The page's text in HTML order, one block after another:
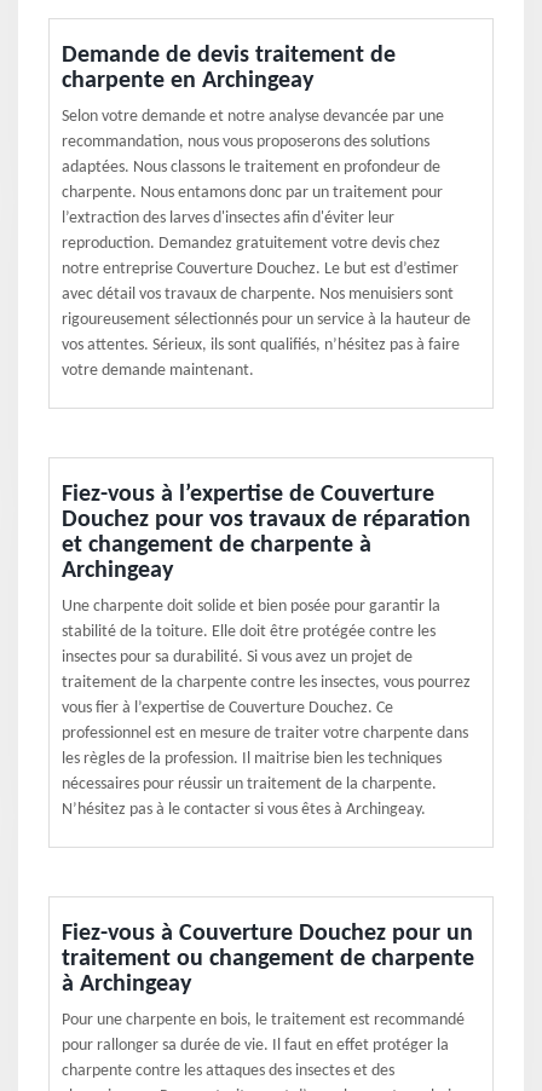
Demande de devis traitement de
charpente en Archingeay
Selon votre demande et notre analyse devancée par une
recommandation, nous vous proposerons des solutions
adaptées. Nous classons le traitement en profondeur de
charpente. Nous entamons donc par un traitement pour
l’extraction des larves d'insectes afin d'éviter leur
reproduction. Demandez gratuitement votre devis chez
notre entreprise Couverture Douchez. Le but est d’estimer
avec détail vos travaux de charpente. Nos menuisiers sont
rigoureusement sélectionnés pour un service à la hauteur de
vos attentes. Sérieux, ils sont qualifiés, n’hésitez pas à faire
votre demande maintenant.
Fiez-vous à l’expertise de Couverture
Douchez pour vos travaux de réparation
et changement de charpente à
Archingeay
Une charpente doit solide et bien posée pour garantir la
stabilité de la toiture. Elle doit être protégée contre les
insectes pour sa durabilité. Si vous avez un projet de
traitement de la charpente contre les insectes, vous pourrez
vous fier à l’expertise de Couverture Douchez. Ce
professionnel est en mesure de traiter votre charpente dans
les règles de la profession. Il maitrise bien les techniques
nécessaires pour réussir un traitement de la charpente.
N’hésitez pas à le contacter si vous êtes à Archingeay.
Fiez-vous à Couverture Douchez pour un
traitement ou changement de charpente
à Archingeay
Pour une charpente en bois, le traitement est recommandé
pour rallonger sa durée de vie. Il faut en effet protéger la
charpente contre les attaques des insectes et des